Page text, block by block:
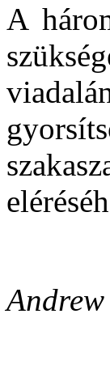
A
Andrew